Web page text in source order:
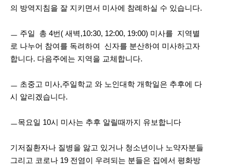
의 방역지침을 잘 지키면서 미사에 참례하실 수 있습니다.
ㅡ 주일 총 4번( 새벽,10:30, 12:00, 19:00) 미사를 지역별
로 나누어 참여를 독려하여 신자를 분산하여 미사하고자
합니다. 다음주에는 지역을 교체합니다.
ㅡ 초중고 미사,주일학교 와 노인대학 개학일은 추후에 다
시 알리겠습니다.
ㅡ목요일 10시 미사는 추후 알릴때까지 유보합니다
기저질환자나 질병을 앓고 있거나 청소년이나 노약자분들
그리고 코로나 19 전염이 우려되는 분들은 집에서 평화방